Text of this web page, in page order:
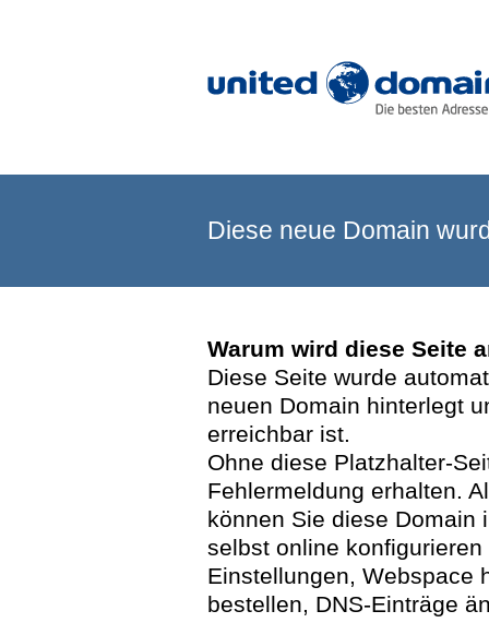
Diese neue Domain
Warum wird diese Seite
Diese Seite wurde
neuen Domain hinterlegt
erreichbar ist.
Ohne diese Platzhalter-
Fehlermeldung erhalten.
können Sie diese Domain
selbst online
Einstellungen, Webspace
bestellen, DNS-Einträge